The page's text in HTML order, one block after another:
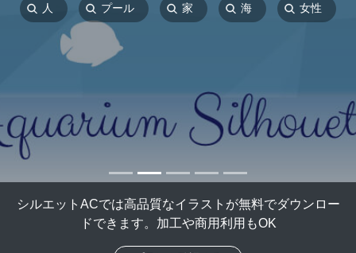
人 プール 家 海 女性
シルエットACでは高品質なイラストが無料でダウンロー
ドできます。加工や商用利用もOK